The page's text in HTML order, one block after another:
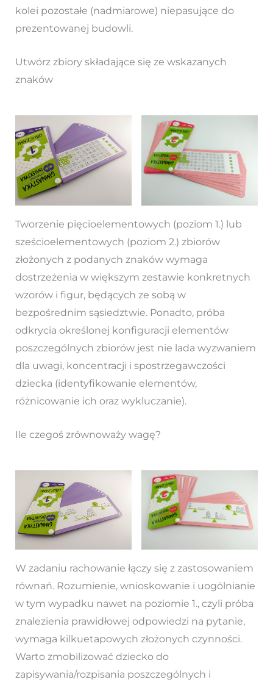
kolei pozostałe (nadmiarowe) niepasujące do
prezentowanej budowli.
Utwórz zbiory składające się ze wskazanych
znaków
Tworzenie pięcioelementowych (poziom 1.) lub
sześcioelementowych (poziom 2.) zbiorów
złożonych z podanych znaków wymaga
dostrzeżenia w większym zestawie konkretnych
wzorów i figur, będących ze sobą w
bezpośrednim sąsiedztwie. Ponadto, próba
odkrycia określonej konfiguracji elementów
poszczególnych zbiorów jest nie lada wyzwaniem
dla uwagi, koncentracji i spostrzegawczości
dziecka (identyfikowanie elementów,
różnicowanie ich oraz wykluczanie).
Ile czegoś zrównoważy wagę?
W zadaniu rachowanie łączy się z zastosowaniem
równań. Rozumienie, wnioskowanie i uogólnianie
w tym wypadku nawet na poziomie 1., czyli próba
znalezienia prawidłowej odpowiedzi na pytanie,
wymaga kilkuetapowych złożonych czynności.
Warto zmobilizować dziecko do
zapisywania/rozpisania poszczególnych i